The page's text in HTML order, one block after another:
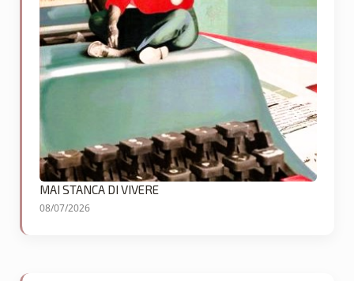
MAI STANCA DI VIVERE
08/07/2026